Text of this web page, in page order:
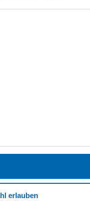
erlauben